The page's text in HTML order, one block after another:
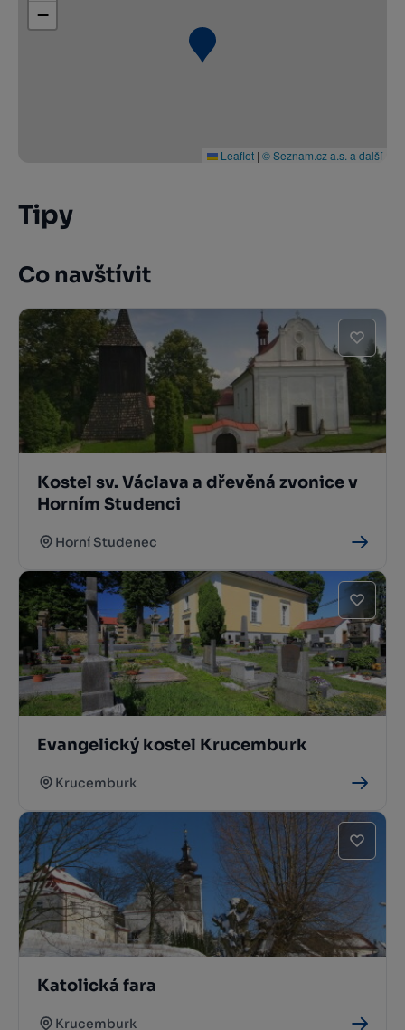
−
Leaflet | © Seznam.cz a.s. a další
Tipy
Co navštívit
Kostel sv. Václava a dřevěná zvonice v
Horním Studenci
Horní Studenec
Evangelický kostel Krucemburk
Krucemburk
Katolická fara
Krucemburk